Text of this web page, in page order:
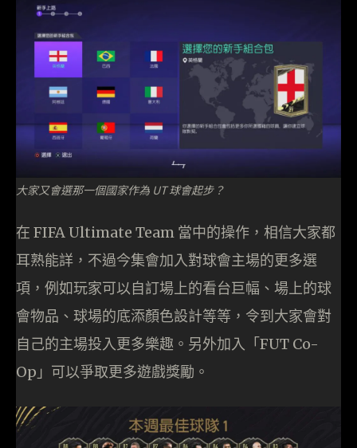
大家又會選那一個國家作為 UT 球會起步？
在 FIFA Ultimate Team 當中的操作，相信大家都
耳熟能詳，不過今集會加入對球會主場的更多選
項，例如玩家可以自訂場上的看台巨幅、場上的球
會物品、球場的底添顏色設計等等，令到大家會對
自己的主場投入更多樂趣。另外加入「FUT Co-
Op」可以爭取更多遊戲獎勵。